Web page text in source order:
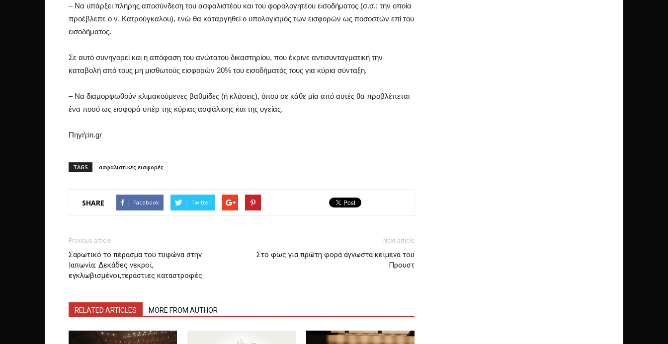
– Να υπάρξει πλήρης αποσύνδεση του ασφαλιστέου και του φορολογητέου εισοδήματος (σ.σ.: την οποία
προέβλεπε ο ν. Κατρούγκαλου), ενώ θα καταργηθεί ο υπολογισμός των εισφορών ως ποσοστών επί του
εισοδήματος.
Σε αυτό συνηγορεί και η απόφαση του ανώτατου δικαστηρίου, που έκρινε αντισυνταγματική την
καταβολή από τους μη μισθωτούς εισφορών 20% του εισοδήματός τους για κύρια σύνταξη.
– Να διαμορφωθούν κλιμακούμενες βαθμίδες (ή κλάσεις), όπου σε κάθε μία από αυτές θα προβλέπεται
ένα ποσό ως εισφορά υπέρ της κύριας ασφάλισης και της υγείας.
Πηγή:in.gr
TAGS ασφαλιστικές εισφορές
SHARE Facebook Twitter
Previous article
Σαρωτικό το πέρασμα του τυφώνα στην
Ιαπωνία: Δεκάδες νεκροί,
εγκλωβισμένοι,τεράστιες καταστροφές
Next article
Στο φως για πρώτη φορά άγνωστα κείμενα του
Προυστ
RELATED ARTICLES MORE FROM AUTHOR